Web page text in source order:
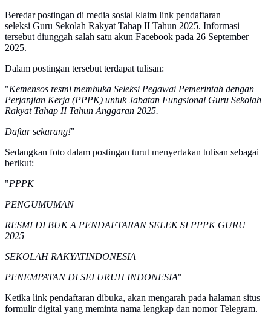
Beredar postingan di media sosial klaim link pendaftaran
seleksi Guru Sekolah Rakyat Tahap II Tahun 2025. Informasi
tersebut diunggah salah satu akun Facebook pada 26 September
2025.
Dalam postingan tersebut terdapat tulisan:
"Kemensos resmi membuka Seleksi Pegawai Pemerintah dengan
Perjanjian Kerja (PPPK) untuk Jabatan Fungsional Guru Sekolah
Rakyat Tahap II Tahun Anggaran 2025.
Daftar sekarang!"
Sedangkan foto dalam postingan turut menyertakan tulisan sebagai
berikut:
"PPPK
PENGUMUMAN
RESMI DI BUK A PENDAFTARAN SELEK SI PPPK GURU
2025
SEKOLAH RAKYATINDONESIA
PENEMPATAN DI SELURUH INDONESIA"
Ketika link pendaftaran dibuka, akan mengarah pada halaman situs
formulir digital yang meminta nama lengkap dan nomor Telegram.